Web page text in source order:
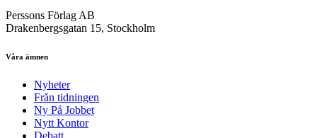
Perssons Förlag AB
Drakenbergsgatan 15, Stockholm
Våra ämnen
Nyheter
Från tidningen
Ny På Jobbet
Nytt Kontor
Debatt